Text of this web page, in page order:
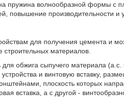
пружина волнообразной формы с
повышение производительности и
для получения цемента и
строительных материалов.
обжига сыпучего материала
и винтовую вставку,
плоскость которых
вставка, а с другой -